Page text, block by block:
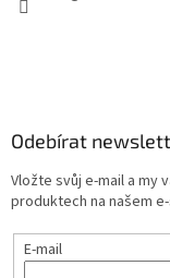
Odebírat
Vložte svůj e-mail a my
produktech na našem
E-mail